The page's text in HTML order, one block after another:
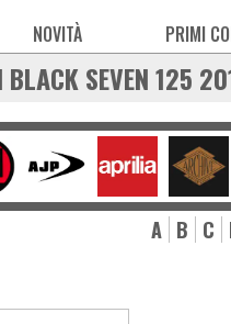
NOVITÀ PRIMI
SEVEN 125
A B C